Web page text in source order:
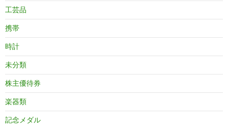
工芸品
携帯
時計
未分類
株主優待券
楽器類
記念メダル